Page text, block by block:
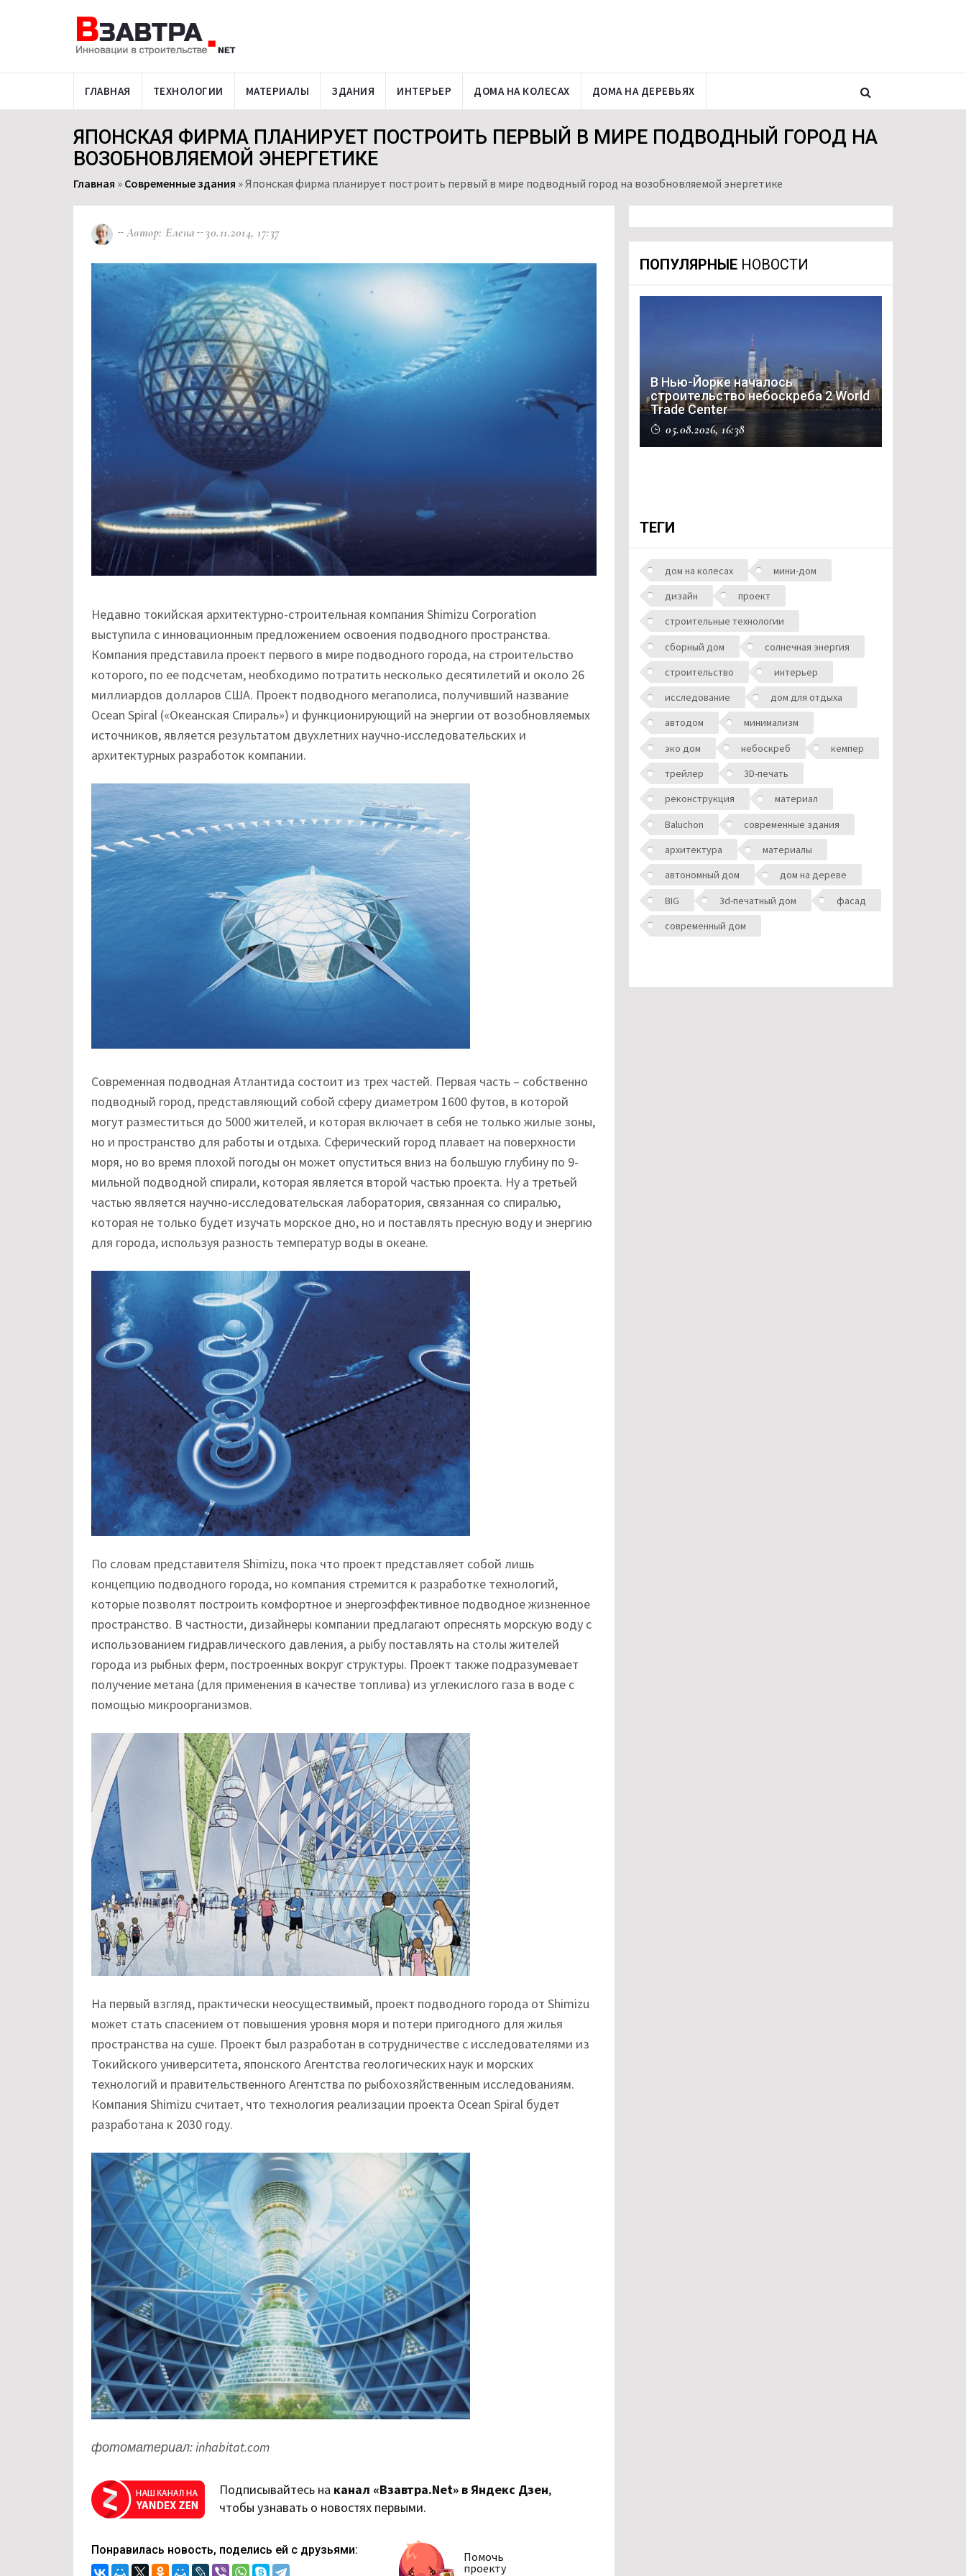
ГЛАВНАЯ ТЕХНОЛОГИИ МАТЕРИАЛЫ ЗДАНИЯ ИНТЕРЬЕР ДОМА НА КОЛЕСАХ ДОМА НА ДЕРЕВЬЯХ
ЯПОНСКАЯ ФИРМА ПЛАНИРУЕТ ПОСТРОИТЬ ПЕРВЫЙ В МИРЕ ПОДВОДНЫЙ ГОРОД НА
ВОЗОБНОВЛЯЕМОЙ ЭНЕРГЕТИКЕ
Главная » Современные здания »Японская фирма планирует построить первый в мире подводный город на возобновляемой энергетике
Автор: Елена 30.11.2014, 17:37
Недавно токийская архитектурно-строительная компания Shimizu Corporation
выступила с инновационным предложением освоения подводного пространства.
Компания представила проект первого в мире подводного города, на строительство
которого, по ее подсчетам, необходимо потратить несколько десятилетий и около 26
миллиардов долларов США. Проект подводного мегаполиса, получивший название
Ocean Spiral («Океанская Спираль») и функционирующий на энергии от возобновляемых
источников, является результатом двухлетних научно-исследовательских и
архитектурных разработок компании.
Современная подводная Атлантида состоит из трех частей. Первая часть – собственно
подводный город, представляющий собой сферу диаметром 1600 футов, в которой
могут разместиться до 5000 жителей, и которая включает в себя не только жилые зоны,
но и пространство для работы и отдыха. Сферический город плавает на поверхности
моря, но во время плохой погоды он может опуститься вниз на большую глубину по 9-
мильной подводной спирали, которая является второй частью проекта. Ну а третьей
частью является научно-исследовательская лаборатория, связанная со спиралью,
которая не только будет изучать морское дно, но и поставлять пресную воду и энергию
для города, используя разность температур воды в океане.
По словам представителя Shimizu, пока что проект представляет собой лишь
концепцию подводного города, но компания стремится к разработке технологий,
которые позволят построить комфортное и энергоэффективное подводное жизненное
пространство. В частности, дизайнеры компании предлагают опреснять морскую воду с
использованием гидравлического давления, а рыбу поставлять на столы жителей
города из рыбных ферм, построенных вокруг структуры. Проект также подразумевает
получение метана (для применения в качестве топлива) из углекислого газа в воде с
помощью микроорганизмов.
На первый взгляд, практически неосуществимый, проект подводного города от Shimizu
может стать спасением от повышения уровня моря и потери пригодного для жилья
пространства на суше. Проект был разработан в сотрудничестве с исследователями из
Токийского университета, японского Агентства геологических наук и морских
технологий и правительственного Агентства по рыбохозяйственным исследованиям.
Компания Shimizu считает, что технология реализации проекта Ocean Spiral будет
разработана к 2030 году.
фотоматериал: inhabitat.com
Подписывайтесь на канал «Взавтра.Net» в Яндекс Дзен,
чтобы узнавать о новостях первыми.
Понравилась новость, поделись ей с друзьями:
Помочь
проекту
ПОПУЛЯРНЫЕ НОВОСТИ
В Нью-Йорке началось
строительство небоскреба 2 World
Trade Center
05.08.2026, 16:38
ТЕГИ
дом на колесах
мини-дом
дизайн
проект
строительные технологии
сборный дом
солнечная энергия
строительство
интерьер
исследование
дом для отдыха
автодом
минимализм
эко дом
небоскреб
кемпер
трейлер
3D-печать
реконструкция
материал
Baluchon
современные здания
архитектура
материалы
автономный дом
дом на дереве
BIG
3d-печатный дом
фасад
современный дом